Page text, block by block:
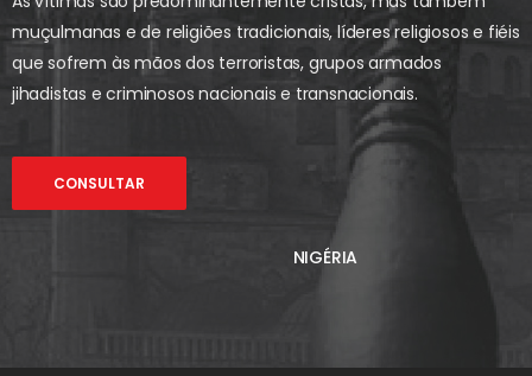
muçulmanas e de religiões tradicionais, líderes religiosos e fiéis
que sofrem às mãos dos terroristas, grupos armados
jihadistas e criminosos nacionais e transnacionais.
CONSULTAR
NIGÉRIA